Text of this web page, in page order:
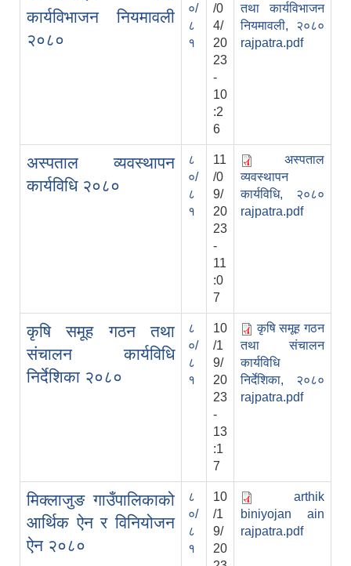
कार्यविभाजन नियमावली
२०८०
०/
८
१
/0
4/
20
23
-
10
:2
6
तथा कार्यविभाजन
नियमावली, २०८०
rajpatra.pdf
अस्पताल व्यवस्थापन
कार्यविधि २०८०
८
०/
८
१
11
/0
9/
20
23
-
11
:0
7
अस्पताल
व्यवस्थापन
कार्यविधि, २०८०
rajpatra.pdf
कृषि समूह गठन तथा
संचालन कार्यविधि
निर्देशिका २०८०
८
०/
८
१
10
/1
9/
20
23
-
13
:1
7
कृषि समूह गठन
तथा संचालन
कार्यविधि
निर्देशिका, २०८०
rajpatra.pdf
मिक्लाजुङ गाउँपालिकाको
आर्थिक ऐन र विनियोजन
ऐन २०८०
८
०/
८
१
10
/1
9/
20
arthik
biniyojan ain
rajpatra.pdf